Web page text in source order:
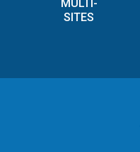
MULTI-
SITES